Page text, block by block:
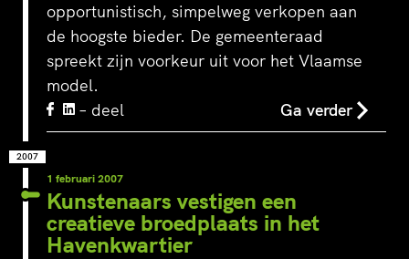
opportunistisch, simpelweg verkopen aan
de hoogste bieder. De gemeenteraad
spreekt zijn voorkeur uit voor het Vlaamse
model.
– deel
Ga verder
2007
1 februari 2007
Kunstenaars vestigen een
creatieve broedplaats in het
Havenkwartier